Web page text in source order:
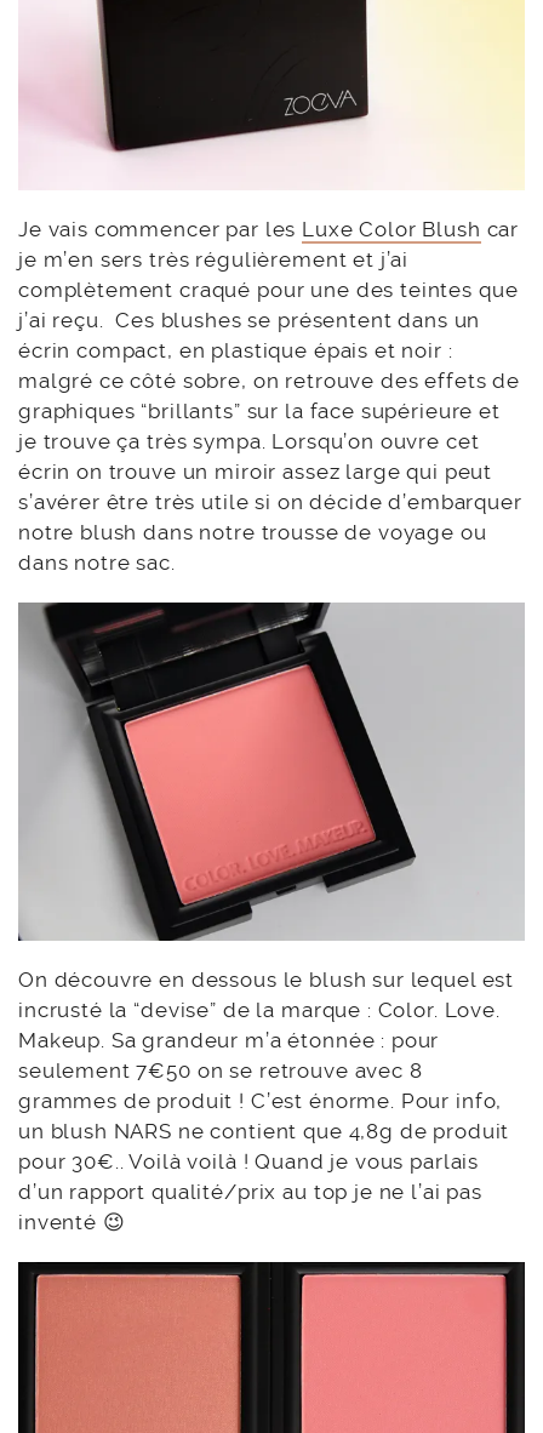
Je vais commencer par les Luxe Color Blush car
je m’en sers très régulièrement et j’ai
complètement craqué pour une des teintes que
j’ai reçu. Ces blushes se présentent dans un
écrin compact, en plastique épais et noir :
malgré ce côté sobre, on retrouve des effets de
graphiques “brillants” sur la face supérieure et
je trouve ça très sympa. Lorsqu’on ouvre cet
écrin on trouve un miroir assez large qui peut
s’avérer être très utile si on décide d’embarquer
notre blush dans notre trousse de voyage ou
dans notre sac.
On découvre en dessous le blush sur lequel est
incrusté la “devise” de la marque : Color. Love.
Makeup. Sa grandeur m’a étonnée : pour
seulement 7€50 on se retrouve avec 8
grammes de produit ! C’est énorme. Pour info,
un blush NARS ne contient que 4,8g de produit
pour 30€.. Voilà voilà ! Quand je vous parlais
d’un rapport qualité/prix au top je ne l’ai pas
inventé 😉